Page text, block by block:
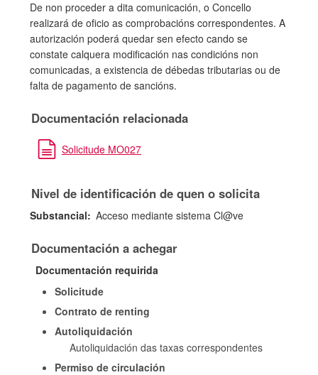
De non proceder a dita comunicación, o Concello
realizará de oficio as comprobacións correspondentes. A
autorización poderá quedar sen efecto cando se
constate calquera modificación nas condicións non
comunicadas, a existencia de débedas tributarias ou de
falta de pagamento de sancións.
Documentación relacionada
Solicitude MO027
Nivel de identificación de quen o solicita
Substancial: Acceso mediante sistema Cl@ve
Documentación a achegar
Documentación requirida
Solicitude
Contrato de renting
Autoliquidación
Autoliquidación das taxas correspondentes
Permiso de circulación